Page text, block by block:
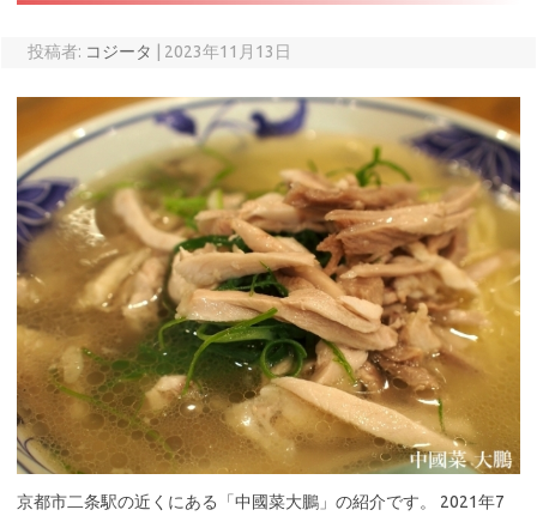
投稿者: コジータ 2023年11月13日
京都市二条駅の近くにある「中國菜大鵬」の紹介です。 2021年7